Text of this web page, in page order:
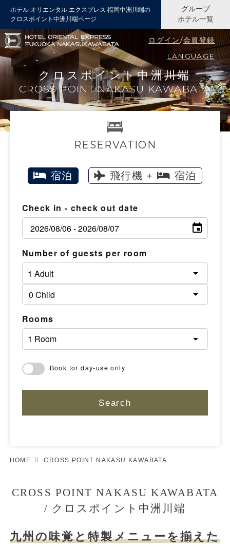
ホテル オリエンタル エクスプレス 福岡中洲川端の
クロスポイント中洲川端ページ
グループ
ホテル一覧
ログイン/会員登録
LANGUAGE
クロスポイント中洲川端
CROSS POINT NAKASU KAWABATA
RESERVATION
宿泊 飛行機 + 宿泊
Check in - check out date
Number of guests per room
Rooms
Search
Book for day-use only
HOME CROSS POINT NAKASU KAWABATA
CROSS POINT NAKASU KAWABATA
/ クロスポイント中洲川端
九州の味覚と特製メニューを揃えた